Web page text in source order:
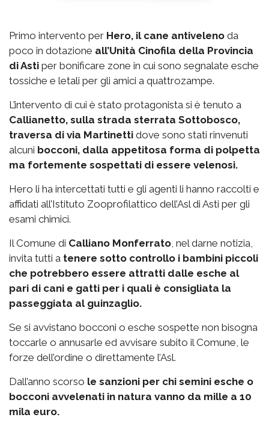
Primo intervento per Hero, il cane antiveleno da
poco in dotazione all’Unità Cinofila della Provincia
di Asti per bonificare zone in cui sono segnalate esche
tossiche e letali per gli amici a quattrozampe.
L’intervento di cui è stato protagonista si è tenuto a
Callianetto, sulla strada sterrata Sottobosco,
traversa di via Martinetti dove sono stati rinvenuti
alcuni bocconi, dalla appetitosa forma di polpetta
ma fortemente sospettati di essere velenosi.
Hero li ha intercettati tutti e gli agenti li hanno raccolti e
affidati all’Istituto Zooprofilattico dell’Asl di Asti per gli
esami chimici.
Il Comune di Calliano Monferrato, nel darne notizia,
invita tutti a tenere sotto controllo i bambini piccoli
che potrebbero essere attratti dalle esche al
pari di cani e gatti per i quali è consigliata la
passeggiata al guinzaglio.
Se si avvistano bocconi o esche sospette non bisogna
toccarle o annusarle ed avvisare subito il Comune, le
forze dell’ordine o direttamente l’Asl.
Dall’anno scorso le sanzioni per chi semini esche o
bocconi avvelenati in natura vanno da mille a 10
mila euro.